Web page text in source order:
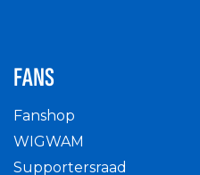
FANS
Fanshop
WIGWAM
Supportersraad